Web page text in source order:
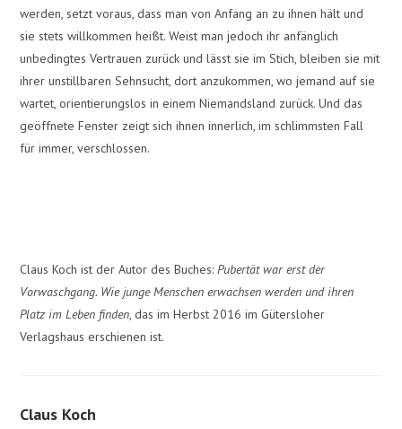
werden, setzt voraus, dass man von Anfang an zu ihnen hält und
sie stets willkommen heißt. Weist man jedoch ihr anfänglich
unbedingtes Vertrauen zurück und lässt sie im Stich, bleiben sie mit
ihrer unstillbaren Sehnsucht, dort anzukommen, wo jemand auf sie
wartet, orientierungslos in einem Niemandsland zurück. Und das
geöffnete Fenster zeigt sich ihnen innerlich, im schlimmsten Fall
für immer, verschlossen.
Claus Koch ist der Autor des Buches:Pubertät war erst der
Vorwaschgang. Wie junge Menschen erwachsen werden und ihren
Platz im Leben finden, das im Herbst 2016 im Gütersloher
Verlagshaus erschienen ist.
Claus Koch